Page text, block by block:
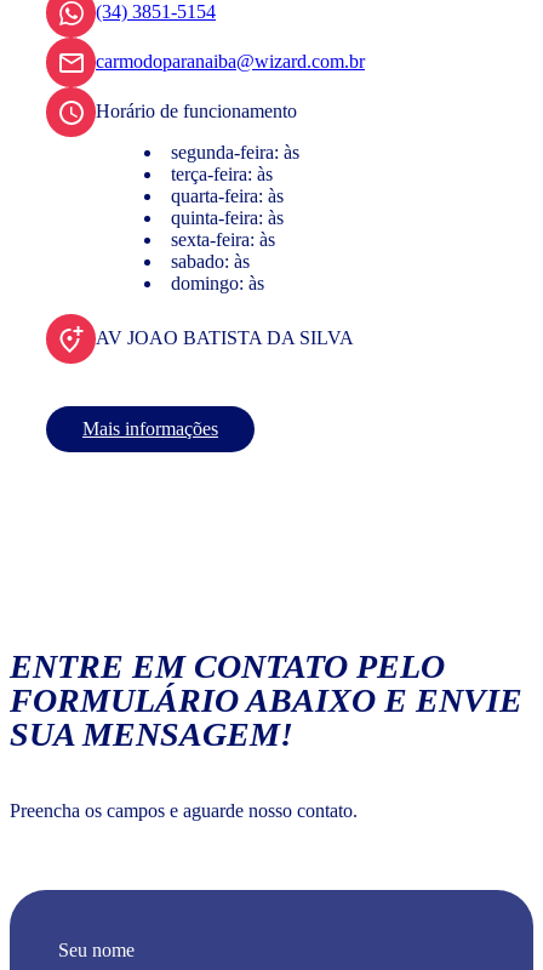
(34) 3851-5154
carmodoparanaiba@wizard.com.br
Horário de funcionamento
segunda-feira: às
terça-feira: às
quarta-feira: às
quinta-feira: às
sexta-feira: às
sabado: às
domingo: às
AV JOAO BATISTA DA SILVA
Mais informações
ENTRE EM CONTATO PELO
FORMULÁRIO ABAIXO E ENVIE
SUA MENSAGEM!
Preencha os campos e aguarde nosso contato.
Seu nome